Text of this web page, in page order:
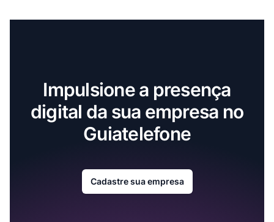
Impulsione a presença
digital da sua empresa no
Guiatelefone
Cadastre sua empresa